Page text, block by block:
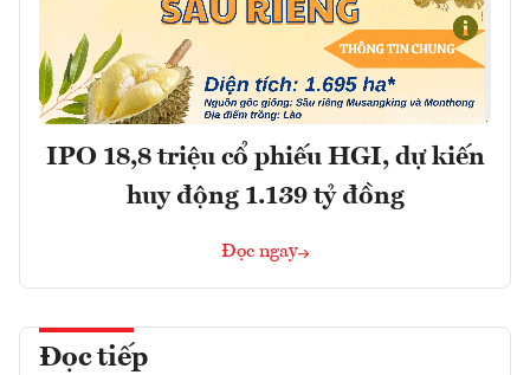
IPO 18,8 triệu cổ phiếu HGI, dự kiến
huy động 1.139 tỷ đồng
Đọc ngay
Đọc tiếp